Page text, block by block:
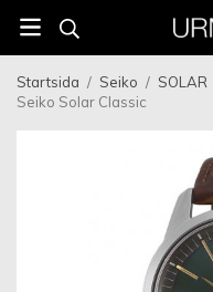
Startsida / Seiko / SOLAR
Seiko Solar Classic